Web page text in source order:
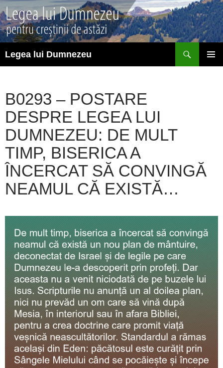
Sari
la
conținut
Legea lui Dumnezeu
B0293 – POSTARE
DESPRE LEGEA LUI
DUMNEZEU: DE MULT
TIMP, BISERICA A
ÎNCERCAT SĂ CONVINGĂ
NEAMUL CĂ EXISTĂ…